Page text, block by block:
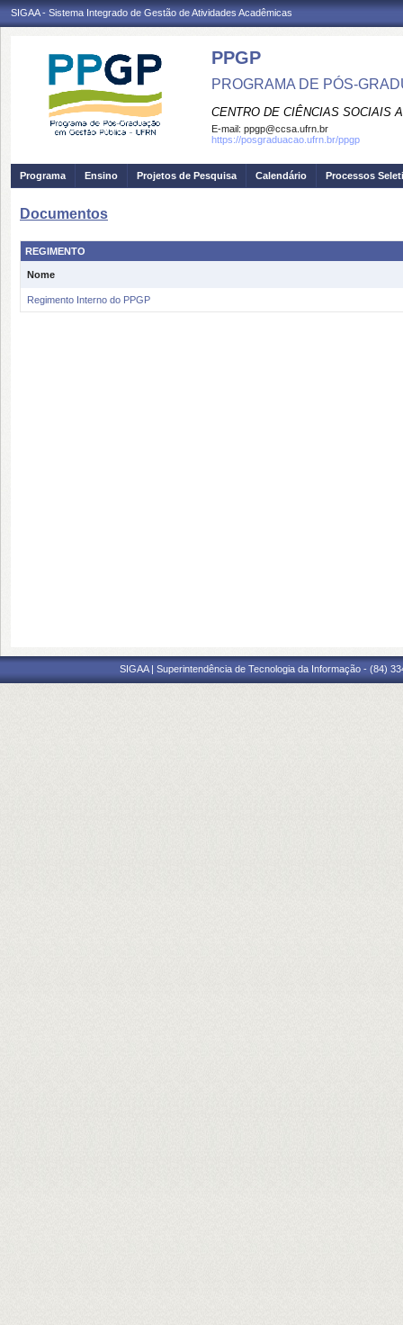
SIGAA - Sistema Integrado de Gestão de Atividades Acadêmicas
PPGP
PROGRAMA DE PÓS-
CENTRO DE CIÊNCIAS SOCIAIS
E-mail: ppgp@ccsa.ufrn.br
https://posgraduacao.ufrn.br/ppgp
Programa Ensino Projetos de Pesquisa Calendário Processos
Documentos
REGIMENTO
Nome
Regimento Interno do PPGP
SIGAA | Superintendência de Tecnologia da Informação - (84)